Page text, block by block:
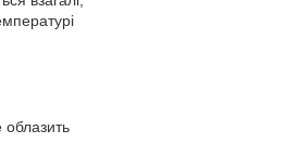
облазить